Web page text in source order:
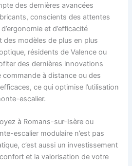
des dernières avancées
conscients des attentes
et d’efficacité
modèles de plus en plus
résidents de Valence ou
des dernières innovations
à distance ou des
ce qui optimise l’utilisation
escalier.
à Romans-sur-Isère ou
escalier modulaire n’est pas
c’est aussi un investissement
et la valorisation de votre